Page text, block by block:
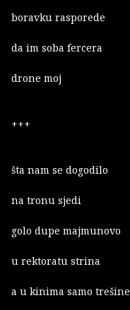
boravku rasporede
da im soba fercera
drone moj
+++
šta nam se dogodilo
na tronu sjedi
golo dupe majmunovo
u rektoratu strina
a u kinima samo trešine